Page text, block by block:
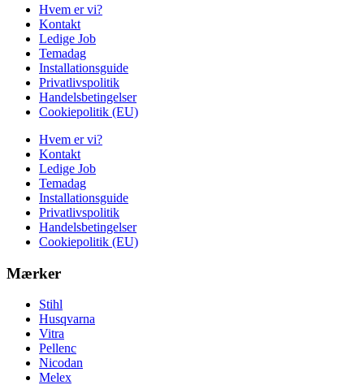
Hvem er vi?
Kontakt
Ledige Job
Temadag
Installationsguide
Privatlivspolitik
Handelsbetingelser
Cookiepolitik (EU)
Hvem er vi?
Kontakt
Ledige Job
Temadag
Installationsguide
Privatlivspolitik
Handelsbetingelser
Cookiepolitik (EU)
Mærker
Stihl
Husqvarna
Vitra
Pellenc
Nicodan
Melex